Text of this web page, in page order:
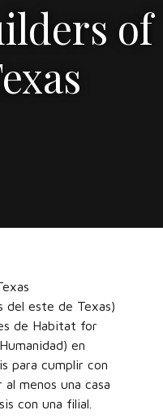
of
del este de Texas)
de Habitat for
en
para cumplir con
menos una casa
con una filial.